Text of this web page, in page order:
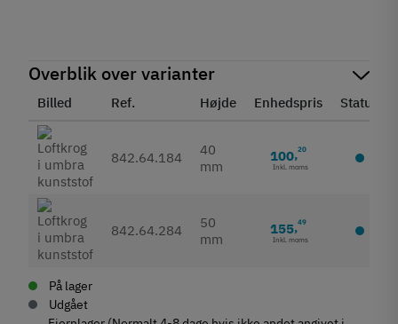
Overblik over varianter
Billed Ref. Højde Enhedspris Status
842.64.184
40
mm
100,20
Inkl. moms
842.64.284
50
mm
155,49
Inkl. moms
På lager
Udgået